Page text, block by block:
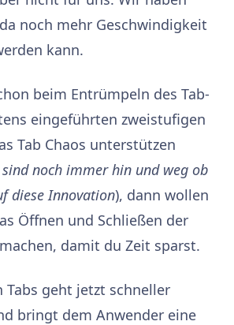
noch mehr Geschwindigkeit
kann.
beim Entrümpeln des Tab-
eingeführten zweistufigen
Tab Chaos unterstützen
noch immer hin und weg ob
diese Innovation), dann wollen
Öffnen und Schließen der
damit du Zeit sparst.
Tabs geht jetzt schneller
bringt dem Anwender eine